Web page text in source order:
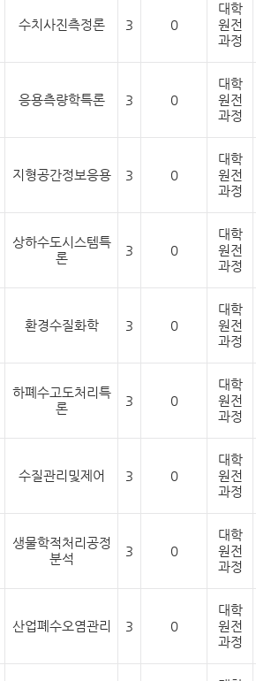
수치사진측정론 3 0
대학
원전
과정
응용측량학특론 3 0
대학
원전
과정
지형공간정보응용 3 0
대학
원전
과정
상하수도시스템특
론
3 0
대학
원전
과정
환경수질화학 3 0
대학
원전
과정
하폐수고도처리특
론
3 0
대학
원전
과정
수질관리및제어 3 0
대학
원전
과정
생물학적처리공정
분석
3 0
대학
원전
과정
산업폐수오염관리 3 0
대학
원전
과정